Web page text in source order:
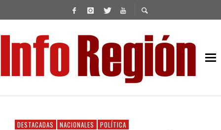
DESTACADAS NACIONALES POLÍTICA